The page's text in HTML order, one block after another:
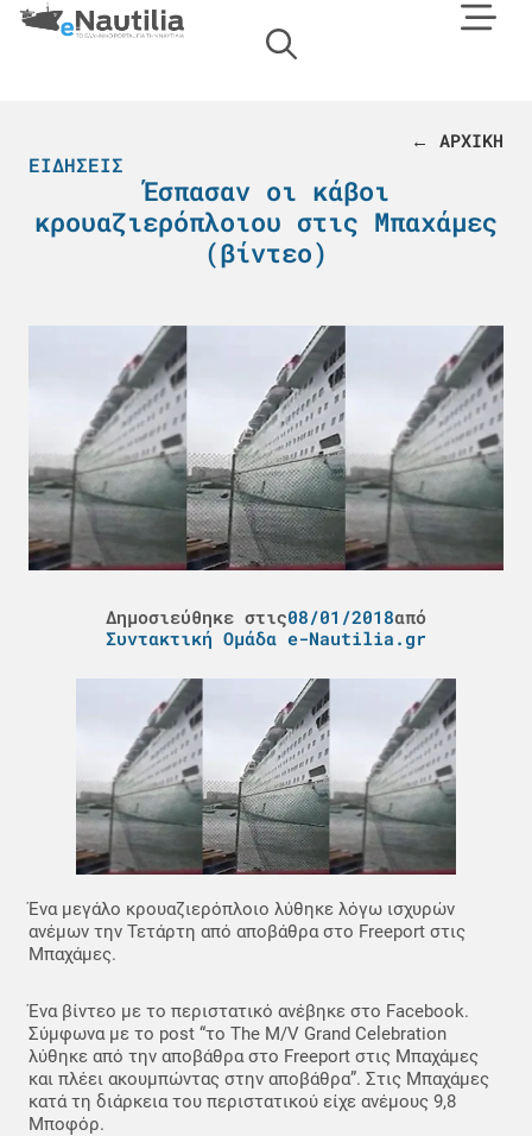
← ΑΡΧΙΚΗ
ΕΙΔΉΣΕΙΣ
Έσπασαν οι κάβοι
κρουαζιερόπλοιου στις Μπαχάμες
(βίντεο)
Δημοσιεύθηκε στις08/01/2018από
Συντακτική Ομάδα e-Nautilia.gr
Ένα μεγάλο κρουαζιερόπλοιο λύθηκε λόγω ισχυρών
ανέμων την Τετάρτη από αποβάθρα στο Freeport στις
Μπαχάμες.
Ένα βίντεο με το περιστατικό ανέβηκε στο Facebook.
Σύμφωνα με το post “το The M/V Grand Celebration
λύθηκε από την αποβάθρα στο Freeport στις Μπαχάμες
και πλέει ακουμπώντας στην αποβάθρα”. Στις Μπαχάμες
κατά τη διάρκεια του περιστατικού είχε ανέμους 9,8
Μποφόρ.